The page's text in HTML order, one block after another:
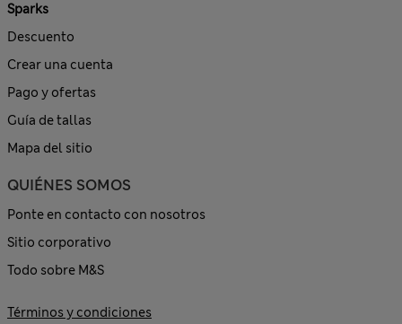
Sparks
Descuento
Crear una cuenta
Pago y ofertas
Guía de tallas
Mapa del sitio
QUIÉNES SOMOS
Ponte en contacto con nosotros
Sitio corporativo
Todo sobre M&S
Términos y condiciones